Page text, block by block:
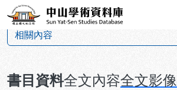
跳到主要內容
中山學術資料庫
相關內容
書目資料全文內容全文影像